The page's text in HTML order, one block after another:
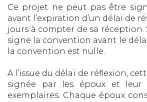
Ce projet ne peut pas être
avant l’expiration d’un délai de
jours à compter de sa réception.
signe la convention avant le
la convention est nulle.
A l’issue du délai de réflexion,
signée par les époux et leur
exemplaires. Chaque époux